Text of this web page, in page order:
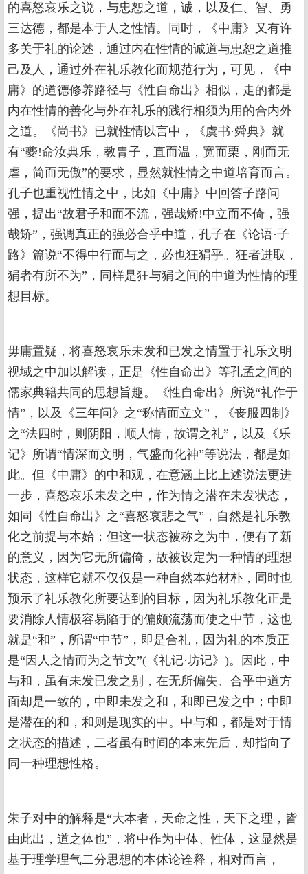
的喜怒哀乐之说，与忠恕之道，诚，以及仁、智、勇
三达德，都是本于人之性情。同时，《中庸》又有许
多关于礼的论述，通过内在性情的诚道与忠恕之道推
己及人，通过外在礼乐教化而规范行为，可见，《中
庸》的道德修养路径与《性自命出》相似，走的都是
内在性情的善化与外在礼乐的践行相须为用的合内外
之道。《尚书》已就性情以言中，《虞书·舜典》就
有“夔!命汝典乐，教胄子，直而温，宽而栗，刚而无
虐，简而无傲”的要求，显然就性情之中道培育而言。
孔子也重视性情之中，比如《中庸》中回答子路问
强，提出“故君子和而不流，强哉矫!中立而不倚，强
哉矫”，强调真正的强必合乎中道，孔子在《论语·子
路》篇说“不得中行而与之，必也狂狷乎。狂者进取，
狷者有所不为”，同样是狂与狷之间的中道为性情的理
想目标。
毋庸置疑，将喜怒哀乐未发和已发之情置于礼乐文明
视域之中加以解读，正是《性自命出》等孔孟之间的
儒家典籍共同的思想旨趣。《性自命出》所说“礼作于
情”，以及《三年问》之“称情而立文”，《丧服四制》
之“法四时，则阴阳，顺人情，故谓之礼”，以及《乐
记》所谓“情深而文明，气盛而化神”等说法，都是如
此。但《中庸》的中和观，在意涵上比上述说法更进
一步，喜怒哀乐未发之中，作为情之潜在未发状态，
如同《性自命出》之“喜怒哀悲之气”，自然是礼乐教
化之前提与本始；但这一状态被称之为中，便有了新
的意义，因为它无所偏倚，故被设定为一种情的理想
状态，这样它就不仅仅是一种自然本始材朴，同时也
预示了礼乐教化所要达到的目标，因为礼乐教化正是
要消除人情极容易陷于的偏颇流荡而使之中节，这也
就是“和”，所谓“中节”，即是合礼，因为礼的本质正
是“因人之情而为之节文”(《礼记·坊记》)。因此，中
与和，虽有未发已发之别，在无所偏失、合乎中道方
面却是一致的，中即未发之和，和即已发之中；中即
是潜在的和，和则是现实的中。中与和，都是对于情
之状态的描述，二者虽有时间的本末先后，却指向了
同一种理想性格。
朱子对中的解释是“大本者，天命之性，天下之理，皆
由此出，道之体也”，将中作为中体、性体，这显然是
基于理学理气二分思想的本体论诠释，相对而言，